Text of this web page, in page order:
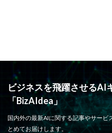
ビジネスを飛躍させるAI
「BizAIdea」
国内外の最新AIに関する記事やサービ
とめてお届けします。